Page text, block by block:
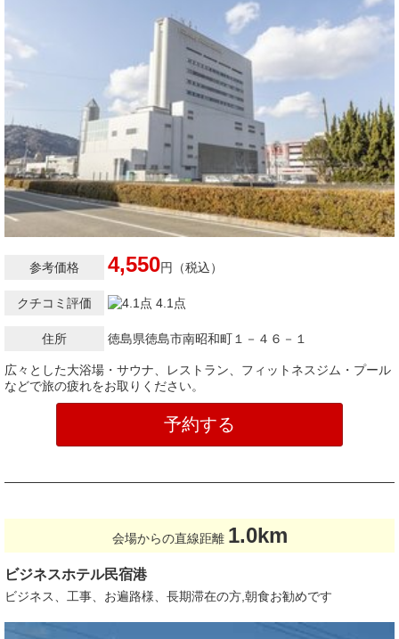
参考価格 4,550円（税込）
クチコミ評価 4.1点
住所 徳島県徳島市南昭和町１－４６－１
広々とした大浴場・サウナ、レストラン、フィットネスジム・プール
などで旅の疲れをお取りください。
予約する
会場からの直線距離 1.0km
ビジネスホテル民宿港
ビジネス、工事、お遍路様、長期滞在の方,朝食お勧めです